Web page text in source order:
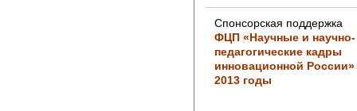
Спонсорская поддержка
ФЦП «Научные и научно-
педагогические кадры
инновационной России»
2013 годы